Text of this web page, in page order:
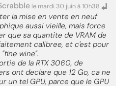
le mardi 30 juin à 10h38
la mise en vente en neuf
aussi vieille, mais force
que sa quantite de VRAM de
calibree, et c'est pour
wine".
de la RTX 3060, de
ont declare que 12 Go, ca ne
un tel GPU, parce que le GPU